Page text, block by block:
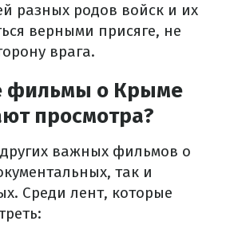
разных родов войск и их
верными присяге, не
врага.
фильмы о Крыме
просмотра?
важных фильмов о
так и
Среди лент, которые